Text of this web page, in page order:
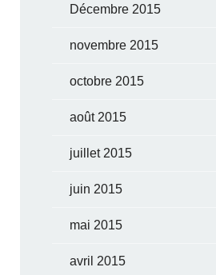
Décembre 2015
novembre 2015
octobre 2015
août 2015
juillet 2015
juin 2015
mai 2015
avril 2015